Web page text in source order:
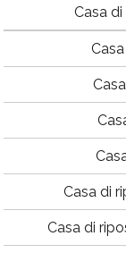
Casa
Casa di
Casa di